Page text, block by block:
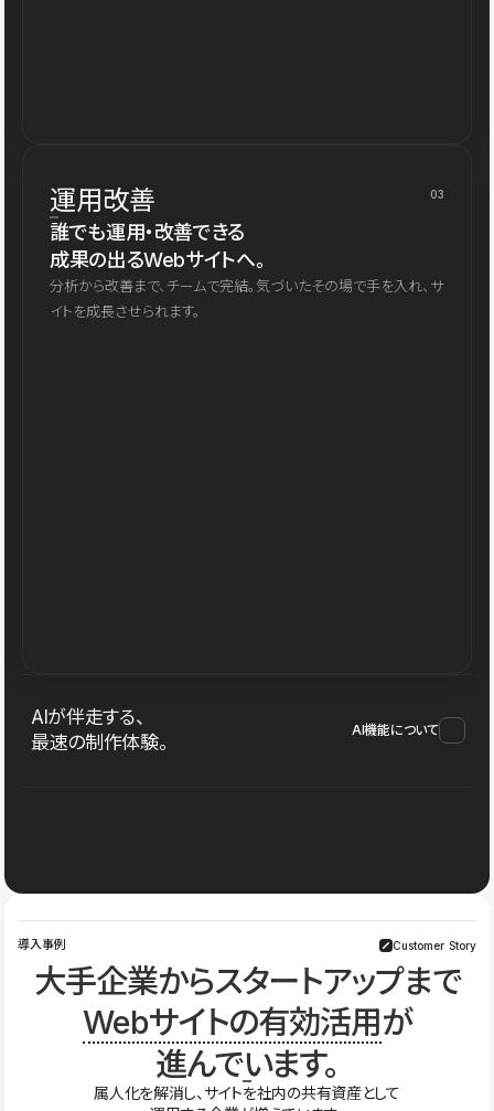
運用改善 03
誰でも運用・改善できる
成果の出るWebサイトへ。
分析から改善まで、チームで完結。気づいたその場で手を入れ、サ
イトを成長させられます。
AIが伴走する、
最速の制作体験。
AI機能について
導入事例 Customer Story
大手企業からスタートアップまで
Webサイトの有効活用が
進んでいます。
属人化を解消し、サイトを社内の共有資産として